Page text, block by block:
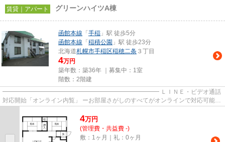
賃貸｜アパート グリーンハイツA棟
函館本線 「 手稲 」駅 徒歩5分
函館本線 「 稲積公園 」駅 徒歩23分
北海道札幌市手稲区稲穂二条 ３丁目
4万円
築年数：築36年 ｜募集中： 1室
階数：2階建
━━━━━━━━━━━━━━━━━━━━━━━━━━ ＬＩＮＥ・ビデオ通話
対応開始「オンライン内覧」 ーお部屋さがしのすべてがオンラインで対応可能ー
4万円
(管理費・共益費 -)
敷：1ヶ月｜礼：0ヶ月